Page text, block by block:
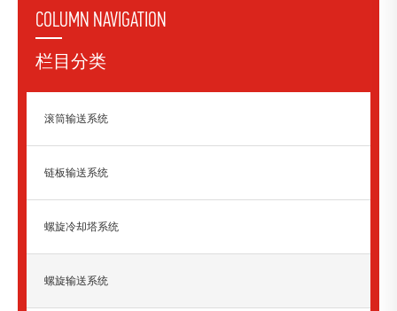
COLUMN NAVIGATION
栏目分类
滚筒输送系统
链板输送系统
螺旋冷却塔系统
螺旋输送系统